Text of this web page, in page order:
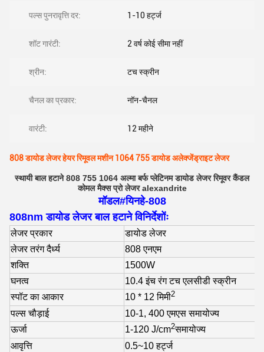
पल्स पुनरावृत्ति दर: 1-10 हर्ट्ज
शॉट गारंटी: 2 वर्ष कोई सीमा नहीं
श्रीन: टच स्क्रीन
चैनल का प्रकार: नॉन-चैनल
वारंटी: 12 महीने
808 डायोड लेजर हेयर रिमूवल मशीन 1064 755 डायोड अलेक्जेंड्राइट लेजर
स्थायी बाल हटाने 808 755 1064 अल्मा बर्फ प्लेटिनम डायोड लेजर रिमूवर कैंडल
कोमल मैक्स प्रो लेजर alexandrite
मॉडल#यिनहे-808
808nm डायोड लेजर बाल हटाने विनिर्देशोंः
लेजर प्रकार
डायोड लेजर
लेजर तरंग दैर्ध्य
808 एनएम
शक्ति
1500W
घनत्व
10.4 इंच रंग टच एलसीडी स्क्रीन
स्पॉट का आकार
10 * 12 मिमी2
पल्स चौड़ाई
10-1, 400 एमएस समायोज्य
ऊर्जा
1-120 J/cm2समायोज्य
आवृत्ति
0.5~10 हर्ट्ज